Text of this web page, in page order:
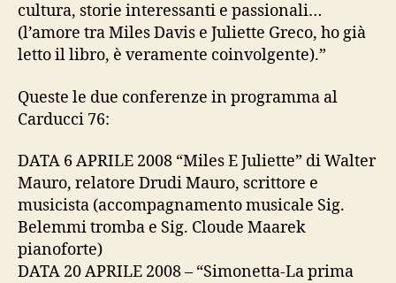
cultura, storie interessanti e passionali…
(l’amore tra Miles Davis e Juliette Greco, ho già
letto il libro, è veramente coinvolgente).”
Queste le due conferenze in programma al
Carducci 76:
DATA 6 APRILE 2008 “Miles E Juliette” di Walter
Mauro, relatore Drudi Mauro, scrittore e
musicista (accompagnamento musicale Sig.
Belemmi tromba e Sig. Cloude Maarek
pianoforte)
DATA 20 APRILE 2008 – “Simonetta-La prima